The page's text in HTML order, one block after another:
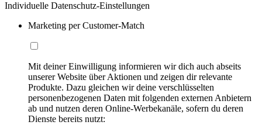
Individuelle Datenschutz-Einstellungen
Marketing per Customer-Match
Mit deiner Einwilligung informieren wir dich auch abseits
unserer Website über Aktionen und zeigen dir relevante
Produkte. Dazu gleichen wir deine verschlüsselten
personenbezogenen Daten mit folgenden externen Anbietern
ab und nutzen deren Online-Werbekanäle, sofern du deren
Dienste bereits nutzt: